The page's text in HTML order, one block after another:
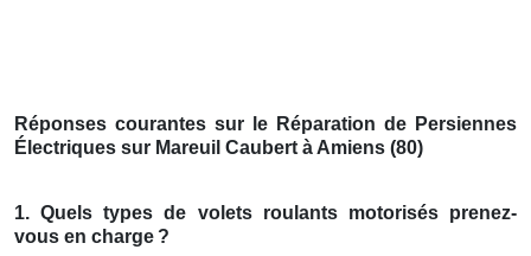
Réponses courantes sur le Réparation de Persiennes
Électriques sur Mareuil Caubert à Amiens (80)
1. Quels types de volets roulants motorisés prenez-
vous en charge ?